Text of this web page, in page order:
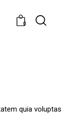
0
quia voluptas